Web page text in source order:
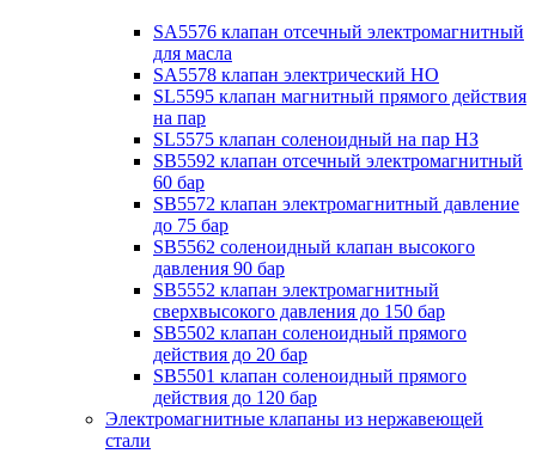
SA5576 клапан отсечный электромагнитный
для масла
SA5578 клапан электрический НО
SL5595 клапан магнитный прямого действия
на пар
SL5575 клапан соленоидный на пар НЗ
SB5592 клапан отсечный электромагнитный
60 бар
SB5572 клапан электромагнитный давление
до 75 бар
SB5562 соленоидный клапан высокого
давления 90 бар
SB5552 клапан электромагнитный
сверхвысокого давления до 150 бар
SB5502 клапан соленоидный прямого
действия до 20 бар
SB5501 клапан соленоидный прямого
действия до 120 бар
Электромагнитные клапаны из нержавеющей
стали